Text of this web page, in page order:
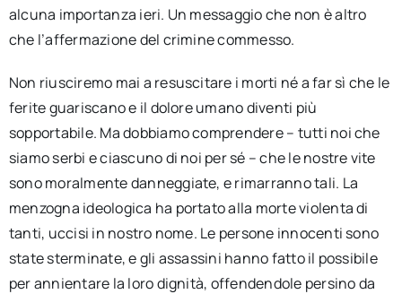
alcuna importanza ieri. Un messaggio che non è altro
che l’affermazione del crimine commesso.
Non riusciremo mai a resuscitare i morti né a far sì che le
ferite guariscano e il dolore umano diventi più
sopportabile. Ma dobbiamo comprendere – tutti noi che
siamo serbi e ciascuno di noi per sé – che le nostre vite
sono moralmente danneggiate, e rimarranno tali. La
menzogna ideologica ha portato alla morte violenta di
tanti, uccisi in nostro nome. Le persone innocenti sono
state sterminate, e gli assassini hanno fatto il possibile
per annientare la loro dignità, offendendole persino da